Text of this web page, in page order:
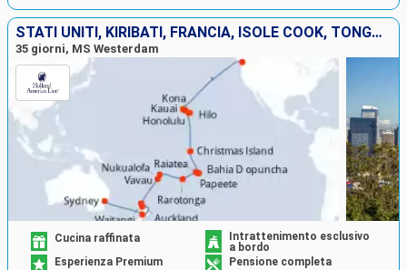
STATI UNITI, KIRIBATI, FRANCIA, ISOLE COOK, TONGA, NUOVA ZELANDA, AUSTRALIA
35 giorni, MS Westerdam
Cucina raffinata
Intrattenimento esclusivo
a bordo
Esperienza Premium
Pensione completa